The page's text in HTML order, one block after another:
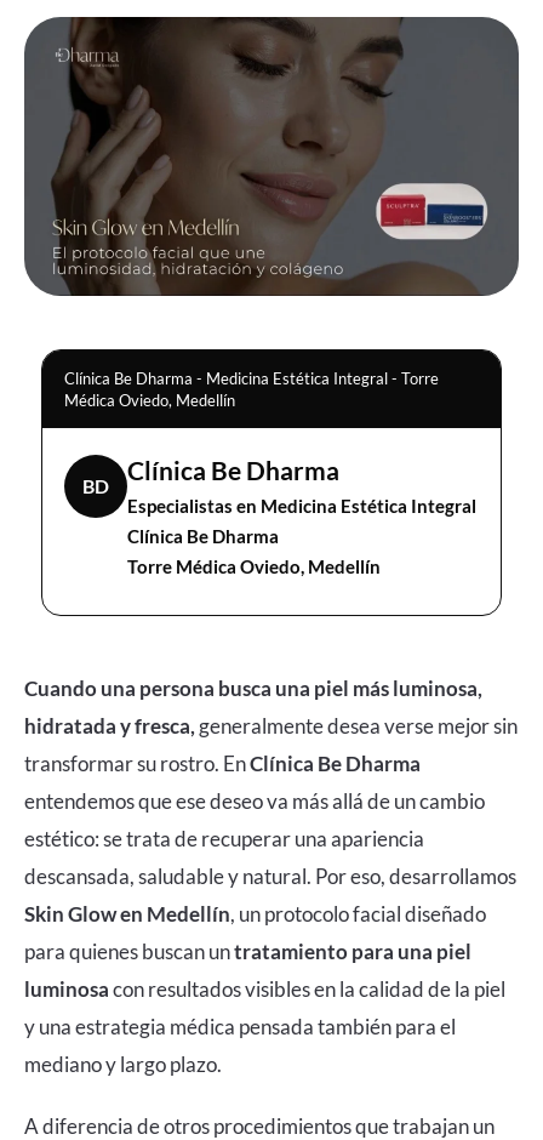
Clínica Be Dharma - Medicina Estética Integral - Torre
Médica Oviedo, Medellín
BD
Clínica Be Dharma
Especialistas en Medicina Estética Integral
Clínica Be Dharma
Torre Médica Oviedo, Medellín
Cuando una persona busca una piel más luminosa,
hidratada y fresca, generalmente desea verse mejor sin
transformar su rostro. EnClínica Be Dharma
entendemos que ese deseo va más allá de un cambio
estético: se trata de recuperar una apariencia
descansada, saludable y natural. Por eso, desarrollamos
Skin Glow en Medellín, un protocolo facial diseñado
para quienes buscan untratamiento para una piel
luminosacon resultados visibles en la calidad de la piel
y una estrategia médica pensada también para el
mediano y largo plazo.
A diferencia de otros procedimientos que trabajan un